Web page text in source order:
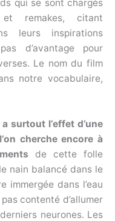
qui se sont chargés
remakes, citant
leurs inspirations
d’avantage pour
Le nom du film
notre vocabulaire,
surtout l’effet d’une
cherche encore à
de cette folle
nain balancé dans le
immergée dans l’eau
contenté d’allumer
neurones. Les